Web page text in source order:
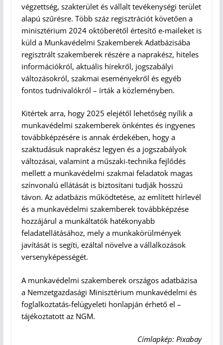
végzettség, szakterület és vállalt tevékenységi terület
alapú szűrésre. Több száz regisztrációt követően a
minisztérium 2024 októberétől értesítő e-maileket is
küld a Munkavédelmi Szakemberek Adatbázisába
regisztrált szakemberek részére a naprakész, hiteles
információkról, aktuális hírekről, jogszabályi
változásokról, szakmai eseményekről és egyéb
fontos tudnivalókról – írták a közleményben.
Kitértek arra, hogy 2025 elejétől lehetőség nyílik a
munkavédelmi szakemberek önkéntes és ingyenes
továbbképzésére is annak érdekében, hogy a
szaktudásuk naprakész legyen és a jogszabályok
változásai, valamint a műszaki-technika fejlődés
mellett a munkavédelmi szakmai feladatok magas
színvonalú ellátását is biztosítani tudják hosszú
távon. Az adatbázis működtetése, az említett hírlevél
és a munkavédelmi szakemberek továbbképzése
hozzájárul a munkáltatók hatékonyabb
feladatellátásához, mely a munkakörülmények
javítását is segíti, ezáltal növelve a vállalkozások
versenyképességét.
A munkavédelmi szakemberek országos adatbázisa
a Nemzetgazdasági Minisztérium munkavédelmi és
foglalkoztatás-felügyeleti honlapján érhető el –
tájékoztatott az NGM.
Címlapkép: Pixabay